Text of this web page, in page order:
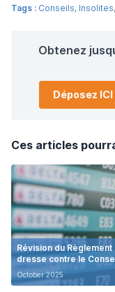
Tags : Conseils, Insolites,
Obtenez
Déposez
Ces articles
Révision du
dresse contre le
October 2025